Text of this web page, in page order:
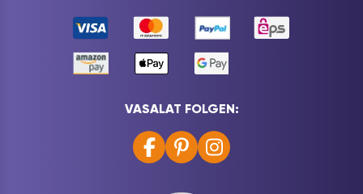
VASALAT FOLGEN: